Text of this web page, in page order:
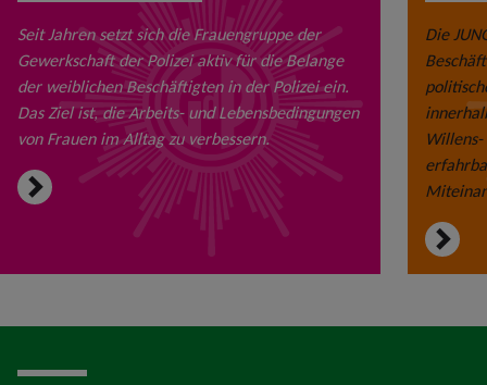
Seit Jahren setzt sich die Frauengruppe der
Gewerkschaft der Polizei aktiv für die Belange
der weiblichen Beschäftigten in der Polizei ein.
Das Ziel ist, die Arbeits- und Lebensbedingungen
von Frauen im Alltag zu verbessern.
Die